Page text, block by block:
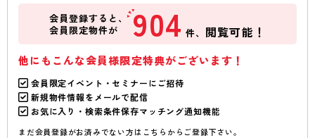
会員登録すると、
会員限定物件が
904 件、 閲覧可能！
他にもこんな会員様限定特典がございます！
会員限定イベント・セミナーにご招待
新規物件情報をメールで配信
お気に入り・検索条件保存マッチング通知機能
まだ会員登録がお済みでない方はこちらからご登録下さい。